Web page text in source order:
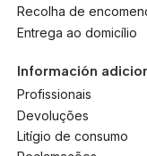
Recolha de
Entrega ao domicílio
Información
Profissionais
Devoluções
Litígio de consumo